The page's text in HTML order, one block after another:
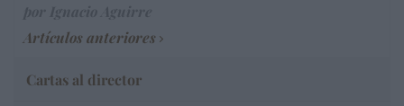
Artículos anteriores
Cartas al director